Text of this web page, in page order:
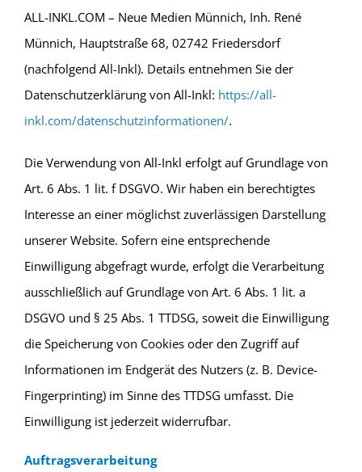
ALL-INKL.COM – Neue Medien Münnich, Inh. René
Münnich, Hauptstraße 68, 02742 Friedersdorf
(nachfolgend All-Inkl). Details entnehmen Sie der
Datenschutzerklärung von All-Inkl: https://all-
inkl.com/datenschutzinformationen/.
Die Verwendung von All-Inkl erfolgt auf Grundlage von
Art. 6 Abs. 1 lit. f DSGVO. Wir haben ein berechtigtes
Interesse an einer möglichst zuverlässigen Darstellung
unserer Website. Sofern eine entsprechende
Einwilligung abgefragt wurde, erfolgt die Verarbeitung
ausschließlich auf Grundlage von Art. 6 Abs. 1 lit. a
DSGVO und § 25 Abs. 1 TTDSG, soweit die Einwilligung
die Speicherung von Cookies oder den Zugriff auf
Informationen im Endgerät des Nutzers (z. B. Device-
Fingerprinting) im Sinne des TTDSG umfasst. Die
Einwilligung ist jederzeit widerrufbar.
Auftragsverarbeitung